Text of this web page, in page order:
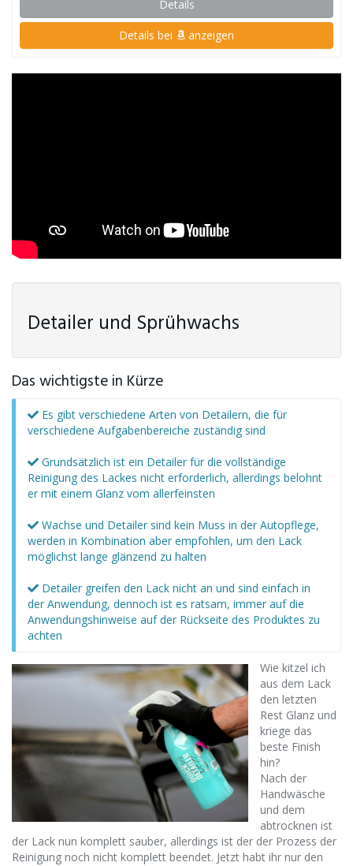
Details
Details bei anzeigen
Detailer und Sprühwachs
Das wichtigste in Kürze
Es gibt verschiedene Arten von Detailern, die für
verschiedene Aufgabenbereiche zuständig sind
Grundsätzlich ist ein Detailer für die vollständige
Reinigung des Lackes nicht erforderlich, allerdings belohnt
er mit einem Glanz vom allerfeinsten
Wachse und Detailer sind kein Muss in der Autopflege,
werden in Kombination aber empfohlen, um den Lack
möglichst lange glänzend zu halten
Detailer greifen den Lack nicht an und sind einfach in
der Anwendung, dennoch ist es ratsam, immer auf die
Anwendungshinweise auf der Rückseite des Produktes zu
achten
Wie kitzel ich
aus dem Lack
den letzten
Rest Glanz und
kriege das
beste Finish
hin?
Nach der
Handwäsche
und dem
abtrocknen ist
der Lack nun komplett sauber, allerdings ist der der Prozess der
Reinigung noch nicht komplett beendet. Jetzt habt ihr nur den